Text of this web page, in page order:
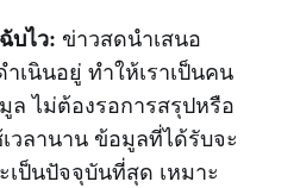
บไว: ข่าวสดนำเสนอ
เนินอยู่ ทำให้เราเป็นคน
ล ไม่ต้องรอการสรุปหรือ
เวลานาน ข้อมูลที่ได้รับจะ
ป็นปัจจุบันที่สุด เหมาะ